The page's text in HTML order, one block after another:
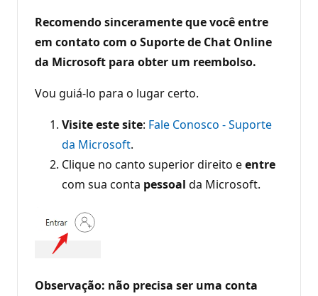
Recomendo sinceramente que você entre
em contato com o Suporte de Chat Online
da Microsoft para obter um reembolso.
Vou guiá-lo para o lugar certo.
Visite este site: Fale Conosco - Suporte
da Microsoft.
Clique no canto superior direito eentre
com sua conta pessoal da Microsoft.
Observação: não precisa ser uma conta